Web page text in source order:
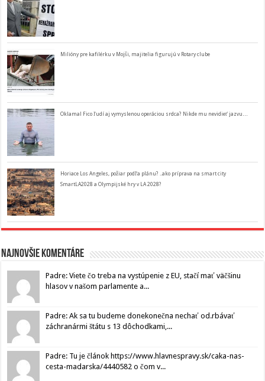
Milióny pre kafilérku v Mojši, majitelia figurujú v Rotary clube
Oklamal Fico ľudí aj vymyslenou operáciou srdca? Nikde mu nevidieť jazvu…
Horiace Los Angeles, požiar podľa plánu? ..ako príprava na smart city
SmartLA2028 a Olympijské hry v LA 2028?
Najnovšie komentáre
Padre: Viete čo treba na vystúpenie z EU, stačí mať väčšinu
hlasov v našom parlamente a...
Padre: Ak sa tu budeme donekonečna nechať od.rbávať
záchranármi štátu s 13 dôchodkami,...
Padre: Tu je článok https://www.hlavnespravy.sk/caka-nas-
cesta-madarska/4440582 o čom v...